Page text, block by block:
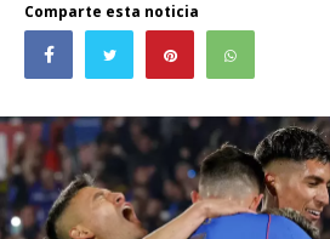
Comparte esta noticia